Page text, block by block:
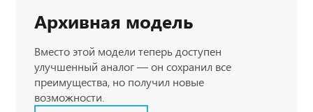
Архивная модель
Вместо этой модели теперь доступен
улучшенный аналог — он сохранил все
преимущества, но получил новые
возможности.